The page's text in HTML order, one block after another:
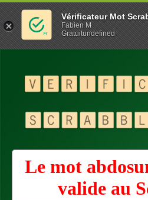
Le mot
valide au
Vérificateur Mot
Fabien M
Gratuitundefined